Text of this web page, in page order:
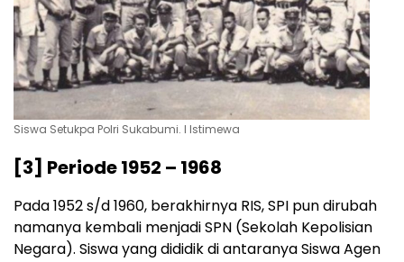
Siswa Setukpa Polri Sukabumi. l Istimewa
[3] Periode 1952 – 1968
Pada 1952 s/d 1960, berakhirnya RIS, SPI pun dirubah
namanya kembali menjadi SPN (Sekolah Kepolisian
Negara). Siswa yang dididik di antaranya Siswa Agen